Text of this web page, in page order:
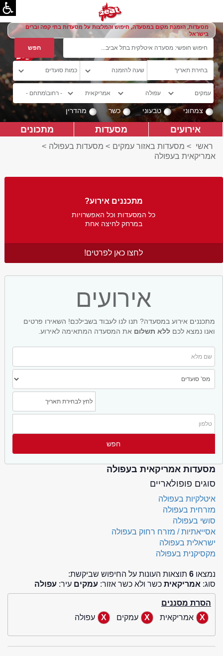
מסעדות, הזמנת מקום במסעדה, חיפוש והמלצות על מסעדות בתי קפה וברים
בישראל
צמחוני טבעוני כשר מהדרין
אירועים מסעדות מתכונים
ראשי > מסעדות באזור עמקים > מסעדות בעפולה >
אמריקאית בעפולה
מתכננים אירוע?
כל המסעדות וכל האפשרויות
במרחק לחיצה אחת
לחצו כאן לפרטים!
אירועים
מתכננים אירוע במסעדה? תנו לנו לעבוד בשבילכם! השאירו פרטים
ואנו נמצא לכם ללא תשלום את המסעדה המתאימה לאירוע.
מסעדות אמריקאית בעפולה
סוגים פופולאריים
איטלקיות בעפולה
מזרחית בעפולה
סושי בעפולה
אסייאתיות / מזרח רחוק בעפולה
ישראלית בעפולה
מקסיקנית בעפולה
נמצאו 6 תוצאות העונות על החיפוש שביקשת:
סוג: אמריקאית כשר ולא כשר אזור: עמקים עיר: עפולה
הסרת מסננים
אמריקאית
עמקים עפולה